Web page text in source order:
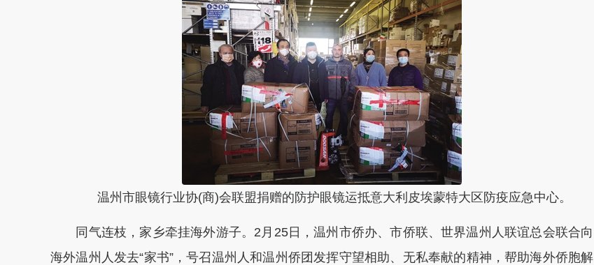
温州市眼镜行业协(商)会联盟捐赠的防护眼镜运抵意大利皮埃蒙特大区防疫应急中心。
同气连枝，家乡牵挂海外游子。2月25日，温州市侨办、市侨联、世界温州人联谊总会联合向
海外温州人发去“家书”，号召温州人和温州侨团发挥守望相助、无私奉献的精神，帮助海外侨胞解